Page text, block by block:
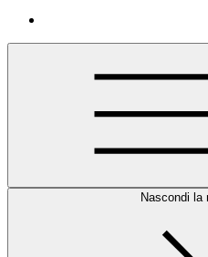
Nascondi la